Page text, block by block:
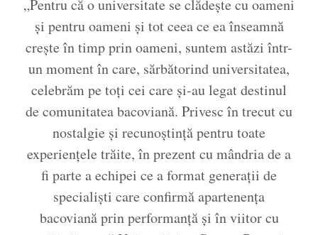
„Pentru că o universitate se clădește cu oameni
și pentru oameni și tot ceea ce ea înseamnă
crește în timp prin oameni, suntem astăzi într-
un moment în care, sărbătorind universitatea,
celebrăm pe toți cei care și-au legat destinul
de comunitatea bacoviană. Privesc în trecut cu
nostalgie și recunoștință pentru toate
experiențele trăite, în prezent cu mândria de a
fi parte a echipei ce a format generații de
specialiști care confirmă apartenența
bacoviană prin performanță și în viitor cu